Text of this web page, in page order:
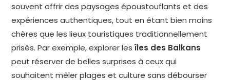
souvent offrir des paysages époustouflants et des
expériences authentiques, tout en étant bien moins
chères que les lieux touristiques traditionnellement
prisés. Par exemple, explorer lesîles des Balkans
peut réserver de belles surprises à ceux qui
souhaitent mêler plages et culture sans débourser